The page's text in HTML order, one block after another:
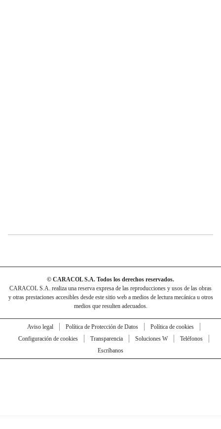
© CARACOL S.A. Todos los derechos reservados.
CARACOL S.A. realiza una reserva expresa de las reproducciones y usos de las obras
y otras prestaciones accesibles desde este sitio web a medios de lectura mecánica u otros
medios que resulten adecuados.
Aviso legal Política de Protección de Datos
Política de cookies
Configuración de cookies
Transparencia Soluciones W
Teléfonos
Escríbanos